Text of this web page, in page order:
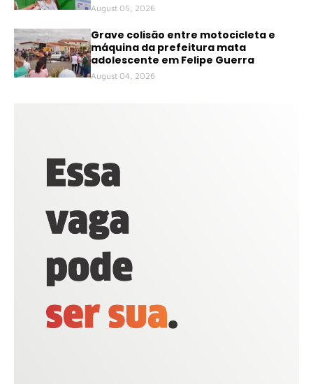
August 05, 2026
Grave colisão entre motocicleta e
máquina da prefeitura mata
adolescente em Felipe Guerra
August 04, 2026